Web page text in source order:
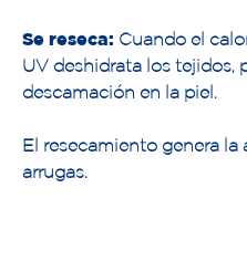
Se reseca: Cuando el
UV deshidrata los tejidos,
descamación en la piel.
El resecamiento genera la
arrugas.